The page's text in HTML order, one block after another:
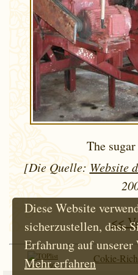
The
[Die Quelle: Website
<<
Seit 1997
Cokie-
Diese Website
sicherzustellen, dass
Erfahrung auf unserer
Mehr erfahren